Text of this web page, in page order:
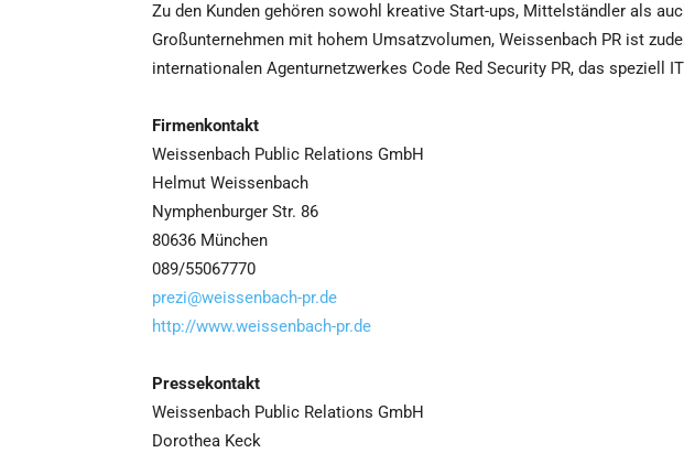
Zu den Kunden gehören sowohl kreative Start-ups, Mittelständler als
Großunternehmen mit hohem Umsatzvolumen, Weissenbach PR ist
internationalen Agenturnetzwerkes Code Red Security PR, das speziell
Firmenkontakt
Weissenbach Public Relations GmbH
Helmut Weissenbach
Nymphenburger Str. 86
80636 München
089/55067770
prezi@weissenbach-pr.de
http://www.weissenbach-pr.de
Pressekontakt
Weissenbach Public Relations GmbH
Dorothea Keck